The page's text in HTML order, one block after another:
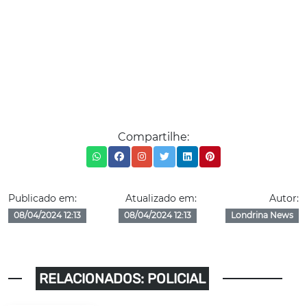
Compartilhe:
Publicado em:
08/04/2024 12:13
Atualizado em:
08/04/2024 12:13
Autor:
Londrina News
RELACIONADOS: POLICIAL